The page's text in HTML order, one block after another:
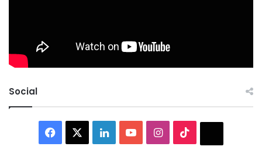
Social
Facebook LinkedInYouTubeInstagram